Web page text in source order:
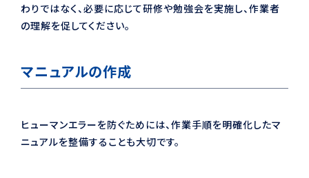
わりではなく、必要に応じて研修や勉強会を実施し、作業者
の理解を促してください。
マニュアルの作成
ヒューマンエラーを防ぐためには、作業手順を明確化したマ
ニュアルを整備することも大切です。